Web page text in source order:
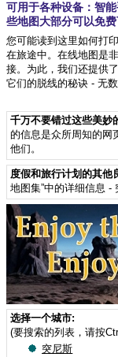
可用于各种设备：智
些地图大部分可以免费
您可能读到这里如何打
在旅途中。在线地图是
接。为此，我们还提供
它们的脱线的秘诀 - 无数
千万不要错过这些美妙
的信息是众所周知的网
他们。
度假和旅行计划的其他
地图集”中的详细信息 -
选择一个城市:
(要搜索的列表，请按
突尼斯